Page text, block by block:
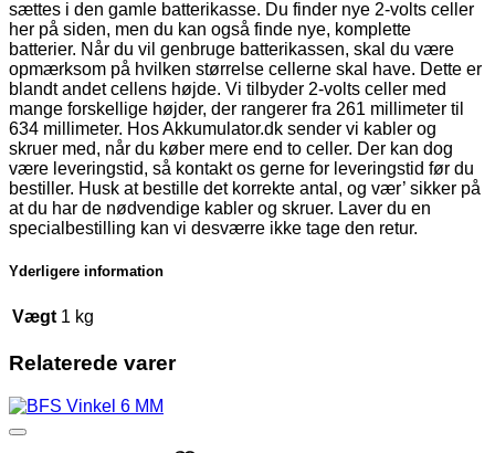
sættes i den gamle batterikasse. Du finder nye 2-volts celler
her på siden, men du kan også finde nye, komplette
batterier. Når du vil genbruge batterikassen, skal du være
opmærksom på hvilken størrelse cellerne skal have. Dette er
blandt andet cellens højde. Vi tilbyder 2-volts celler med
mange forskellige højder, der rangerer fra 261 millimeter til
634 millimeter. Hos Akkumulator.dk sender vi kabler og
skruer med, når du køber mere end to celler. Der kan dog
være leveringstid, så kontakt os gerne for leveringstid før du
bestiller. Husk at bestille det korrekte antal, og vær’ sikker på
at du har de nødvendige kabler og skruer. Laver du en
specialbestilling kan vi desværre ikke tage den retur.
Yderligere information
Vægt 1 kg
Relaterede varer